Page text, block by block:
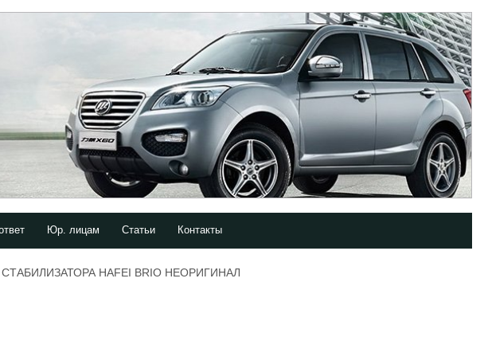
Юр. лицам Статьи Контакты
HAFEI BRIO НЕОРИГИНАЛ